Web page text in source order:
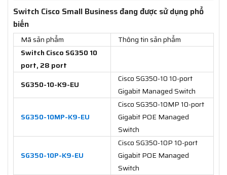
Switch Cisco Small Business đang được sử dụng phổ
biến
Mã sản phẩm
Thông tin sản phẩm
Switch Cisco SG350 10
port, 28 port
SG350-10-K9-EU
Cisco SG350-10 10-port
Gigabit Managed Switch
SG350-10MP-K9-EU
Cisco SG350-10MP 10-port
Gigabit POE Managed
Switch
SG350-10P-K9-EU
Cisco SG350-10P 10-port
Gigabit POE Managed
Switch